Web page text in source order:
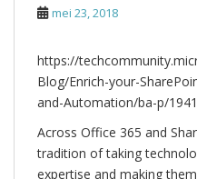
mei 23, 2018
https://
Blog/Enrich-your-
and-Automation/ba-p/
Across Office 365 and
tradition of taking
expertise and making